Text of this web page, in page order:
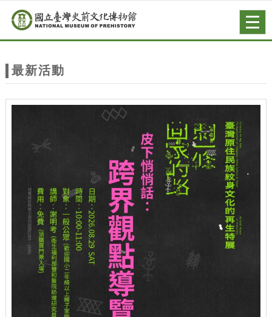
站
主
跳到主要內容
網站導覽
最新活動